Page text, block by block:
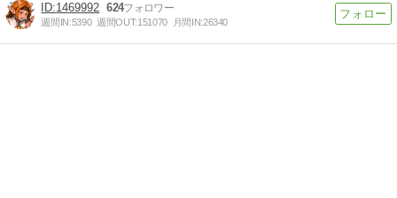
1469992 624
週間IN:5390 週間OUT:151070 月間IN:26340